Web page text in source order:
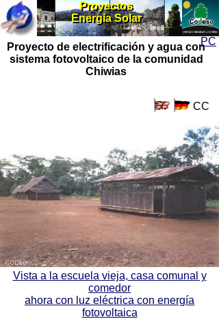
Proyecto de electrificación y agua con
sistema fotovoltaico de la comunidad
Chiwias
Vista a la escuela vieja, casa comunal y
comedor
ahora con luz eléctrica con energía
fotovoltaica
Proyectos
Energia Solar
Proyectos
Energia Solar
CC
PC